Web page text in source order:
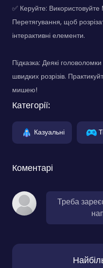
✅ Керуйте:
Перетягування, щоб
інтерактивні елементи.
Підказка: Деякі
швидких розрізів.
мишею!
Категорії:
Казуальні
Коментарі
Треба